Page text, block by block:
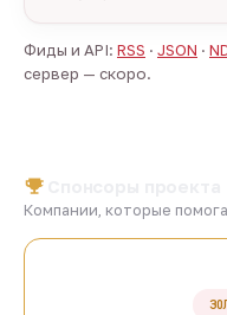
Фиды и API: RSS · JSON ·
сервер — скоро.
Компании, которые